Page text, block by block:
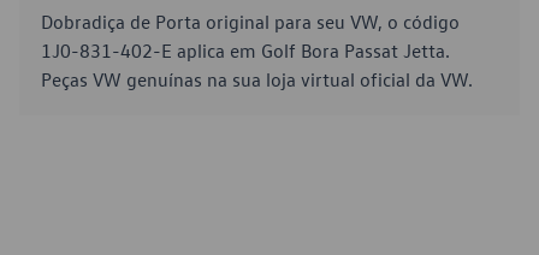
Dobradiça de Porta original para seu VW, o código
1J0-831-402-E aplica em Golf Bora Passat Jetta.
Peças VW genuínas na sua loja virtual oficial da VW.